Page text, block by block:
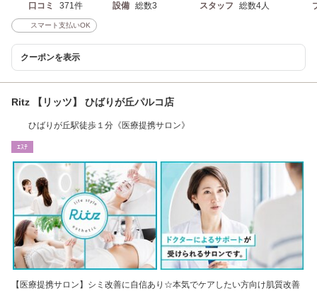
口コミ 371件 設備 総数3 スタッフ 総数4人
スマート支払いOK
クーポンを表示
Ritz 【リッツ】 ひばりが丘パルコ店
ひばりが丘駅徒歩１分《医療提携サロン》
ｴｽﾃ
【医療提携サロン】シミ改善に自信あり☆本気でケアしたい方向け肌質改善